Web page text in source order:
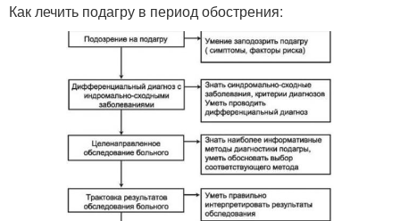
Как лечить подагру в период обострения: